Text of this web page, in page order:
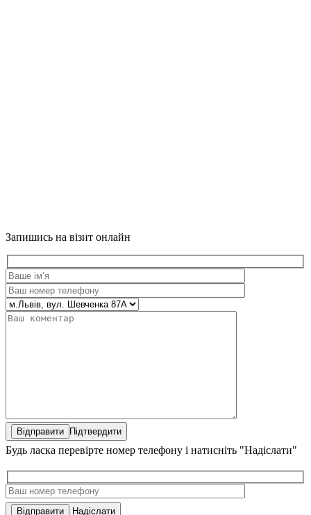
Запишись на візит онлайн
Підтвердити
Будь ласка перевірте номер телефону і натисніть "Надіслати"
Надіслати